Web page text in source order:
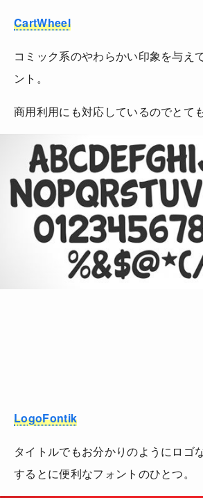
CartWheel
コミック系のやわらかい印象を与え
ント。
商用利用にも対応しているのでとて
LogoFontik
タイトルでもお分かりのようにロゴ
するとに便利なフォントのひとつ。